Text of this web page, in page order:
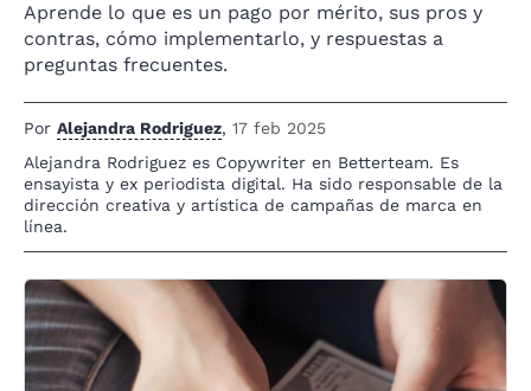
Aprende lo que es un pago por mérito, sus pros y
contras, cómo implementarlo, y respuestas a
preguntas frecuentes.
Por Alejandra Rodriguez, 17 feb 2025
Alejandra Rodriguez es Copywriter en Betterteam. Es
ensayista y ex periodista digital. Ha sido responsable de la
dirección creativa y artística de campañas de marca en
línea.